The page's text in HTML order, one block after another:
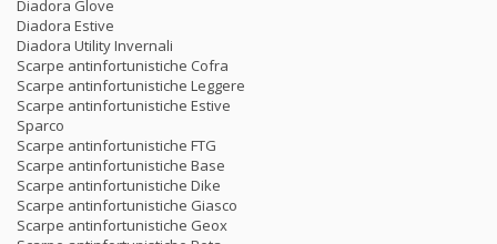
Diadora Glove
Diadora Estive
Diadora Utility Invernali
Scarpe antinfortunistiche Cofra
Scarpe antinfortunistiche Leggere
Scarpe antinfortunistiche Estive
Sparco
Scarpe antinfortunistiche FTG
Scarpe antinfortunistiche Base
Scarpe antinfortunistiche Dike
Scarpe antinfortunistiche Giasco
Scarpe antinfortunistiche Geox